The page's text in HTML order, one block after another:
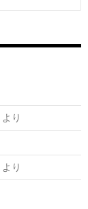
より
より